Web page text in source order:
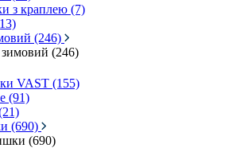
з краплею (7)
(246)
(246)
VAST (155)
(91)
(690)
(690)